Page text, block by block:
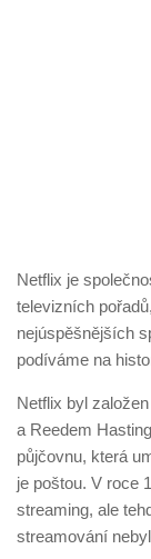
Netflix je
televizních
nejúspěšnějších
podíváme na
Netflix byl
a Reedem
půjčovnu, která
je poštou. V roce
streaming, ale
streamování